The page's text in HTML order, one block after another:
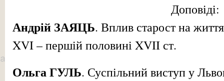
Доповіді:
Андрій ЗАЯЦЬ. Вплив старост на
XVI – першій половині XVII ст.
Ольга ГУЛЬ. Суспільний виступ у